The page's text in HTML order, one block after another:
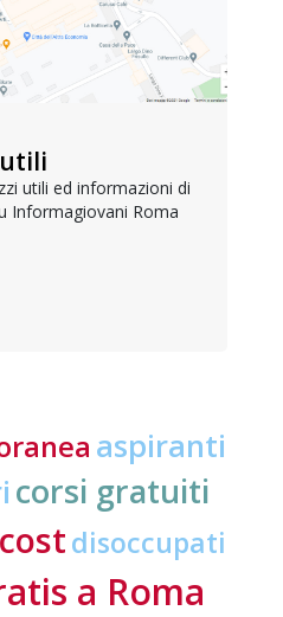
utili ed informazioni di
Informagiovani Roma
aspiranti
corsi gratuiti
disoccupati
a Roma